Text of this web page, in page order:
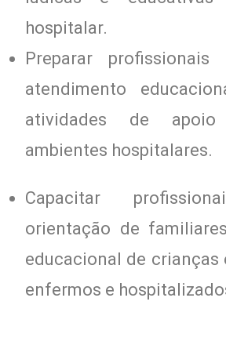
hospitalar.
Preparar
atendimento
atividades de
ambientes hospitalares.
Capacitar
orientação de
educacional de crianças
enfermos e